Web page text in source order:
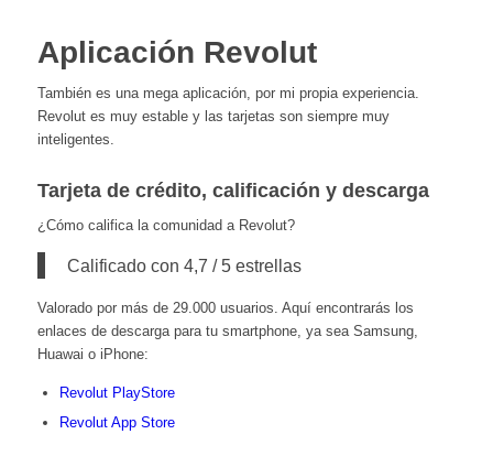
Aplicación Revolut
También es una mega aplicación, por mi propia experiencia.
Revolut es muy estable y las tarjetas son siempre muy
inteligentes.
Tarjeta de crédito, calificación y descarga
¿Cómo califica la comunidad a Revolut?
Calificado con 4,7 / 5 estrellas
Valorado por más de 29.000 usuarios. Aquí encontrarás los
enlaces de descarga para tu smartphone, ya sea Samsung,
Huawai o iPhone:
Revolut PlayStore
Revolut App Store